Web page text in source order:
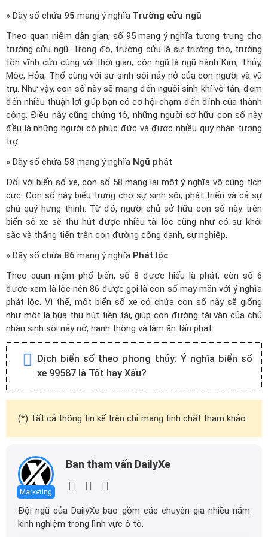
» Dãy số chứa 95 mang ý nghĩa Trường cửu ngũ
Theo quan niệm dân gian, số 95 mang ý nghĩa tượng trưng cho
trường cửu ngũ. Trong đó, trường cửu là sự trường thọ, trường
tồn vĩnh cửu cùng với thời gian; còn ngũ là ngũ hành Kim, Thủy,
Mộc, Hỏa, Thổ cùng với sự sinh sôi nảy nở của con người và vũ
trụ. Như vậy, con số này sẽ mang đến nguồi sinh khí vô tận, đem
đến nhiều thuận lợi giúp bạn có cơ hội chạm đến đỉnh của thành
công. Điều này cũng chứng tỏ, những người sở hữu con số này
đều là những người có phúc đức và được nhiều quý nhân tương
trợ.
» Dãy số chứa 58 mang ý nghĩa Ngũ phát
Đối với biển số xe, con số 58 mang lại một ý nghĩa vô cùng tích
cực. Con số này biểu trưng cho sự sinh sôi, phát triển và cả sự
phú quý hưng thịnh. Từ đó, người chủ sở hữu con số này trên
biển số xe sẽ thu hút được nhiều tài lộc cũng như có sự khởi
sắc và thăng tiến trên con đường công danh, sự nghiệp.
» Dãy số chứa 86 mang ý nghĩa Phát lộc
Theo quan niệm phổ biến, số 8 được hiểu là phát, còn số 6
được xem là lộc nên 86 được gọi là con số may mắn với ý nghĩa
phát lộc. Vì thế, một biển số xe có chứa con số này sẽ giống
như một lá bùa thu hút tiền tài, giúp con đường tài vận của chủ
nhân sinh sôi nảy nở, hanh thông và làm ăn tấn phát.
Dịch biển số theo phong thủy: Ý nghĩa biển số
xe 99587 là Tốt hay Xấu?
(*) Tất cả thông tin kể trên chỉ mang tính chất tham khảo.
Marketing
Ban tham vấn DailyXe
Đội ngũ của DailyXe bao gồm các chuyên gia nhiều năm
kinh nghiệm trong lĩnh vực ô tô.